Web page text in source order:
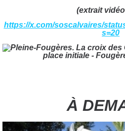
(extrait
https://x.com/soscalvaires/
s=20
À